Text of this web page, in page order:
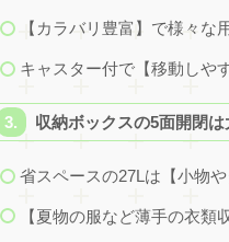
【カラバリ豊富】で様々な
キャスター付で【移動しや
収納ボックスの5面開閉
省スペースの27Lは【小物や
【夏物の服など薄手の衣類